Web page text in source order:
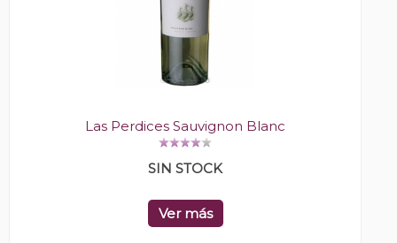
Las Perdices Sauvignon Blanc
SIN STOCK
Ver más